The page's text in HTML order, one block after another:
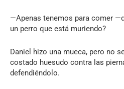
—Apenas tenemos para comer
un perro que está muriendo?
Daniel hizo una mueca, pero no
costado huesudo contra las
defendiéndolo.